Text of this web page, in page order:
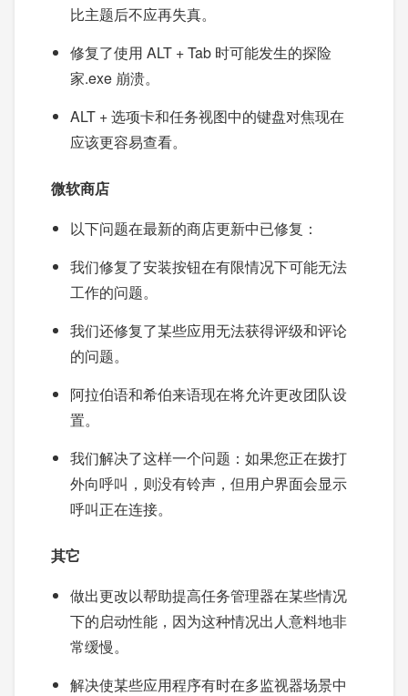
比主题后不应再失真。
修复了使用 ALT + Tab 时可能发生的探险
家.exe 崩溃。
ALT + 选项卡和任务视图中的键盘对焦现在
应该更容易查看。
微软商店
以下问题在最新的商店更新中已修复：
我们修复了安装按钮在有限情况下可能无法
工作的问题。
我们还修复了某些应用无法获得评级和评论
的问题。
阿拉伯语和希伯来语现在将允许更改团队设
置。
我们解决了这样一个问题：如果您正在拨打
外向呼叫，则没有铃声，但用户界面会显示
呼叫正在连接。
其它
做出更改以帮助提高任务管理器在某些情况
下的启动性能，因为这种情况出人意料地非
常缓慢。
解决使某些应用程序有时在多监视器场景中